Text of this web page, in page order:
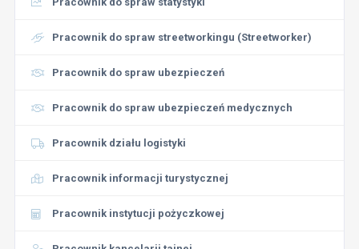
Pracownik do spraw streetworkingu (Streetworker)
Pracownik do spraw ubezpieczeń
Pracownik do spraw ubezpieczeń medycznych
Pracownik działu logistyki
Pracownik informacji turystycznej
Pracownik instytucji pożyczkowej